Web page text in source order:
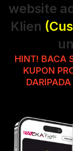
website
Klien
HINT! BACA
KUPON